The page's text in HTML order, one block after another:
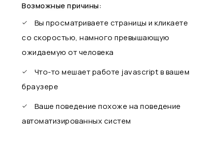
Возможные причины:
Вы просматриваете страницы и кликаете
со скоростью, намного превышающую
ожидаемую от человека
Что-то мешает работе javascript в вашем
браузере
Ваше поведение похоже на поведение
автоматизированных систем